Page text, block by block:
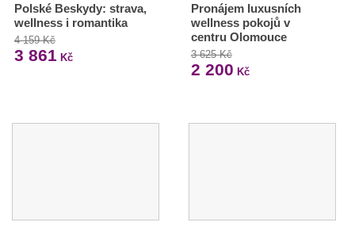
Polské Beskydy: strava,
wellness i romantika
4 159 Kč
3 861 Kč
Pronájem luxusních
wellness pokojů v
centru Olomouce
3 625 Kč
2 200 Kč